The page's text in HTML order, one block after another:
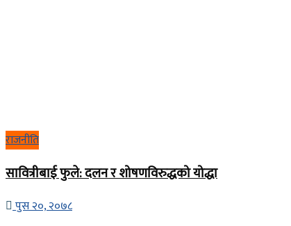
राजनीति
सावित्रीबाई फुले: दलन र शोषणविरुद्धको योद्धा
पुस २०, २०७८